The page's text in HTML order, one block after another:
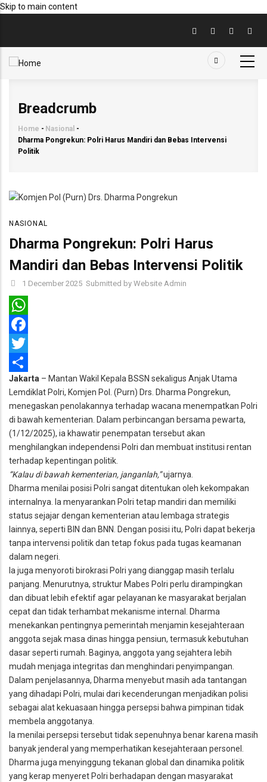
Skip to main content
Breadcrumb
Home - Nasional -
Dharma Pongrekun: Polri Harus Mandiri dan Bebas Intervensi
Politik
NASIONAL
Dharma Pongrekun: Polri Harus
Mandiri dan Bebas Intervensi Politik
1 December 2025 Submitted by Website Admin
WhatsApp
Facebook
Twitter
Share
Jakarta – Mantan Wakil Kepala BSSN sekaligus Anjak Utama
Lemdiklat Polri, Komjen Pol. (Purn) Drs. Dharma Pongrekun,
menegaskan penolakannya terhadap wacana menempatkan Polri
di bawah kementerian. Dalam perbincangan bersama pewarta,
(1/12/2025), ia khawatir penempatan tersebut akan
menghilangkan independensi Polri dan membuat institusi rentan
terhadap kepentingan politik.
“Kalau di bawah kementerian, janganlah,”ujarnya.
Dharma menilai posisi Polri sangat ditentukan oleh kekompakan
internalnya. Ia menyarankan Polri tetap mandiri dan memiliki
status sejajar dengan kementerian atau lembaga strategis
lainnya, seperti BIN dan BNN. Dengan posisi itu, Polri dapat bekerja
tanpa intervensi politik dan tetap fokus pada tugas keamanan
dalam negeri.
Ia juga menyoroti birokrasi Polri yang dianggap masih terlalu
panjang. Menurutnya, struktur Mabes Polri perlu dirampingkan
dan dibuat lebih efektif agar pelayanan ke masyarakat berjalan
cepat dan tidak terhambat mekanisme internal. Dharma
menekankan pentingnya pemerintah menjamin kesejahteraan
anggota sejak masa dinas hingga pensiun, termasuk kebutuhan
dasar seperti rumah. Baginya, anggota yang sejahtera lebih
mudah menjaga integritas dan menghindari penyimpangan.
Dalam penjelasannya, Dharma menyebut masih ada tantangan
yang dihadapi Polri, mulai dari kecenderungan menjadikan polisi
sebagai alat kekuasaan hingga persepsi bahwa pimpinan tidak
membela anggotanya.
Ia menilai persepsi tersebut tidak sepenuhnya benar karena masih
banyak jenderal yang memperhatikan kesejahteraan personel.
Dharma juga menyinggung tekanan global dan dinamika politik
yang kerap menyeret Polri berhadapan dengan masyarakat